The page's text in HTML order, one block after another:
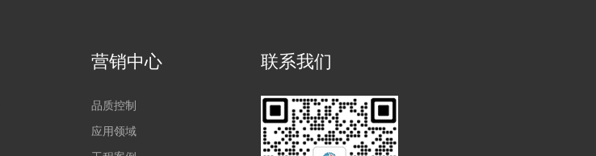
营销中心
品质控制
应用领域
联系我们